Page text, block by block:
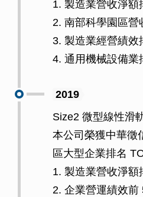
1. 製造業營收淨額
2. 南部科學園區營
3. 製造業經營績效
4. 通用機械設備業
2019
Size2 微型線性滑
本公司榮獲中華徵
區大型企業排名
1. 製造業營收淨額
2. 企業營運績效前